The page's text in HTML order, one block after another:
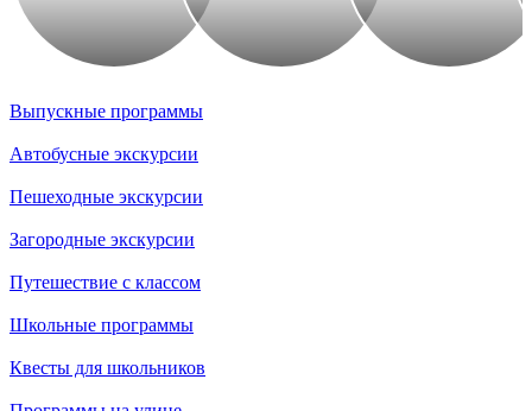
Выпускные программы
Автобусные экскурсии
Пешеходные экскурсии
Загородные экскурсии
Путешествие с классом
Школьные программы
Квесты для школьников